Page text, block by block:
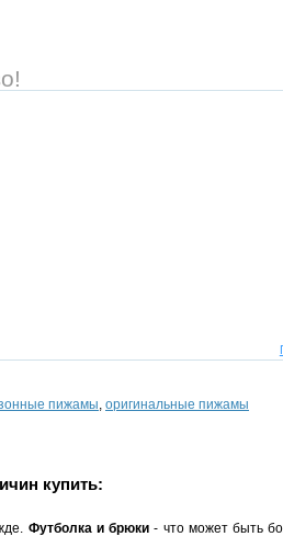
пижамы, оригинальные пижамы
купить:
Футболка и брюки - что может быть